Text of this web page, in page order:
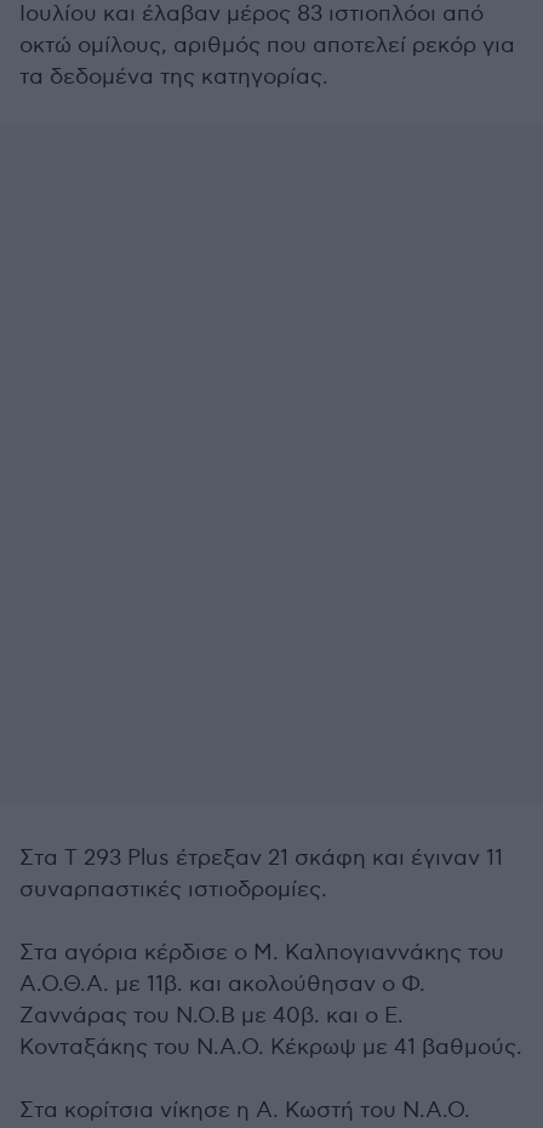
Ιουλίου και έλαβαν μέρος 83 ιστιοπλόοι από
οκτώ ομίλους, αριθμός που αποτελεί ρεκόρ για
τα δεδομένα της κατηγορίας.
Στα Τ 293 Plus έτρεξαν 21 σκάφη και έγιναν 11
συναρπαστικές ιστιοδρομίες.
Στα αγόρια κέρδισε ο Μ. Καλπογιαννάκης του
Α.Ο.Θ.Α. με 11β. και ακολούθησαν ο Φ.
Ζαννάρας του Ν.Ο.Β με 40β. και ο Ε.
Κονταξάκης του Ν.Α.Ο. Κέκρωψ με 41 βαθμούς.
Στα κορίτσια νίκησε η Α. Κωστή του Ν.Α.Ο.